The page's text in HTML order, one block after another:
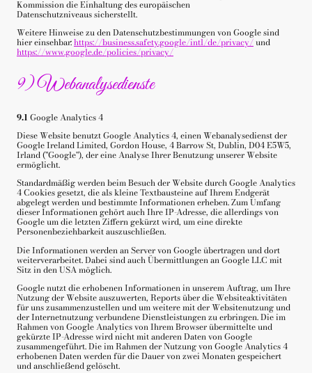
Kommission die Einhaltung des europäischen
Datenschutzniveaus sicherstellt.
Weitere Hinweise zu den Datenschutzbestimmungen von Google sind
hier einsehbar:https://business.safety.google/intl/de/privacy/und
https://www.google.de/policies/privacy/
9) Webanalysedienste
9.1Google Analytics 4
Diese Website benutzt Google Analytics 4, einen Webanalysedienst der
Google Ireland Limited, Gordon House, 4 Barrow St, Dublin, D04 E5W5,
Irland ("Google"), der eine Analyse Ihrer Benutzung unserer Website
ermöglicht.
Standardmäßig werden beim Besuch der Website durch Google Analytics
4 Cookies gesetzt, die als kleine Textbausteine auf Ihrem Endgerät
abgelegt werden und bestimmte Informationen erheben. Zum Umfang
dieser Informationen gehört auch Ihre IP-Adresse, die allerdings von
Google um die letzten Ziffern gekürzt wird, um eine direkte
Personenbeziehbarkeit auszuschließen.
Die Informationen werden an Server von Google übertragen und dort
weiterverarbeitet. Dabei sind auch Übermittlungen an Google LLC mit
Sitz in den USA möglich.
Google nutzt die erhobenen Informationen in unserem Auftrag, um Ihre
Nutzung der Website auszuwerten, Reports über die Websiteaktivitäten
für uns zusammenzustellen und um weitere mit der Websitenutzung und
der Internetnutzung verbundene Dienstleistungen zu erbringen. Die im
Rahmen von Google Analytics von Ihrem Browser übermittelte und
gekürzte IP-Adresse wird nicht mit anderen Daten von Google
zusammengeführt. Die im Rahmen der Nutzung von Google Analytics 4
erhobenen Daten werden für die Dauer von zwei Monaten gespeichert
und anschließend gelöscht.